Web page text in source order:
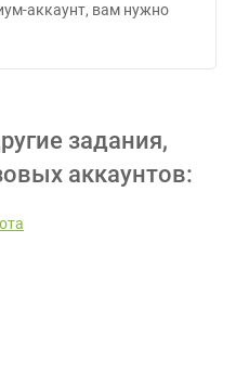
аккаунт, вам нужно
задания,
аккаунтов: